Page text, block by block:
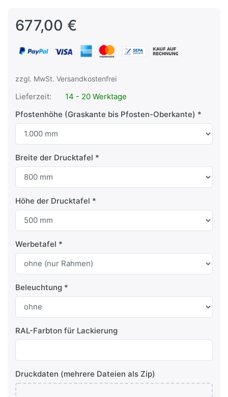
677,00 €
zzgl. MwSt. Versandkostenfrei
Lieferzeit:
14 - 20 Werktage
Pfostenhöhe (Graskante bis Pfosten-Oberkante)
Breite der Drucktafel
Höhe der Drucktafel
Werbetafel
Beleuchtung
RAL-Farbton für Lackierung
Druckdaten (mehrere Dateien als Zip)